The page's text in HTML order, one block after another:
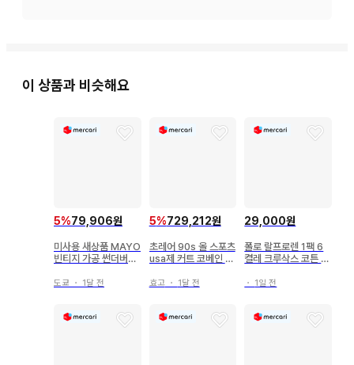
이 상품과 비슷해요
5%79,906원
미사용 새상품 MAYO
빈티지 가공 썬더버드
도쿄 ・ 1달 전
5%729,212원
초레어 90s 올 스포츠
usa제 커트 코베인 T
효고・ 1달 전
29,000원
폴로 랄프로렌 1팩 6
켤레 크루삭스 코튼 혼
・ 1일 전